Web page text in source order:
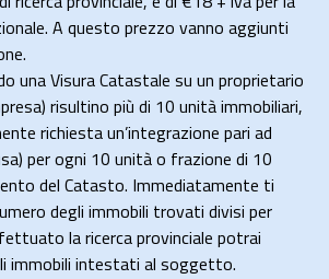
A questo prezzo vanno aggiunti
una Visura Catastale su un proprietario
risultino più di 10 unità immobiliari,
richiesta un’integrazione pari ad
per ogni 10 unità o frazione di 10
del Catasto. Immediatamente ti
degli immobili trovati divisi per
la ricerca provinciale potrai
immobili intestati al soggetto.